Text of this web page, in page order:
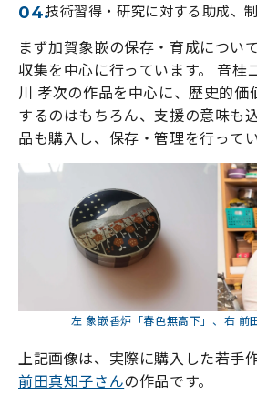
技術習得・研究に対する助成、
まず加賀象嵌の保存・育成につい
収集を中心に行っています。 音桂
川 孝次の作品を中心に、歴史的価
するのはもちろん、支援の意味も
品も購入し、保存・管理を行って
左 象嵌香炉「春色無高下」、右
上記画像は、実際に購入した若手
前田真知子さんの作品です。